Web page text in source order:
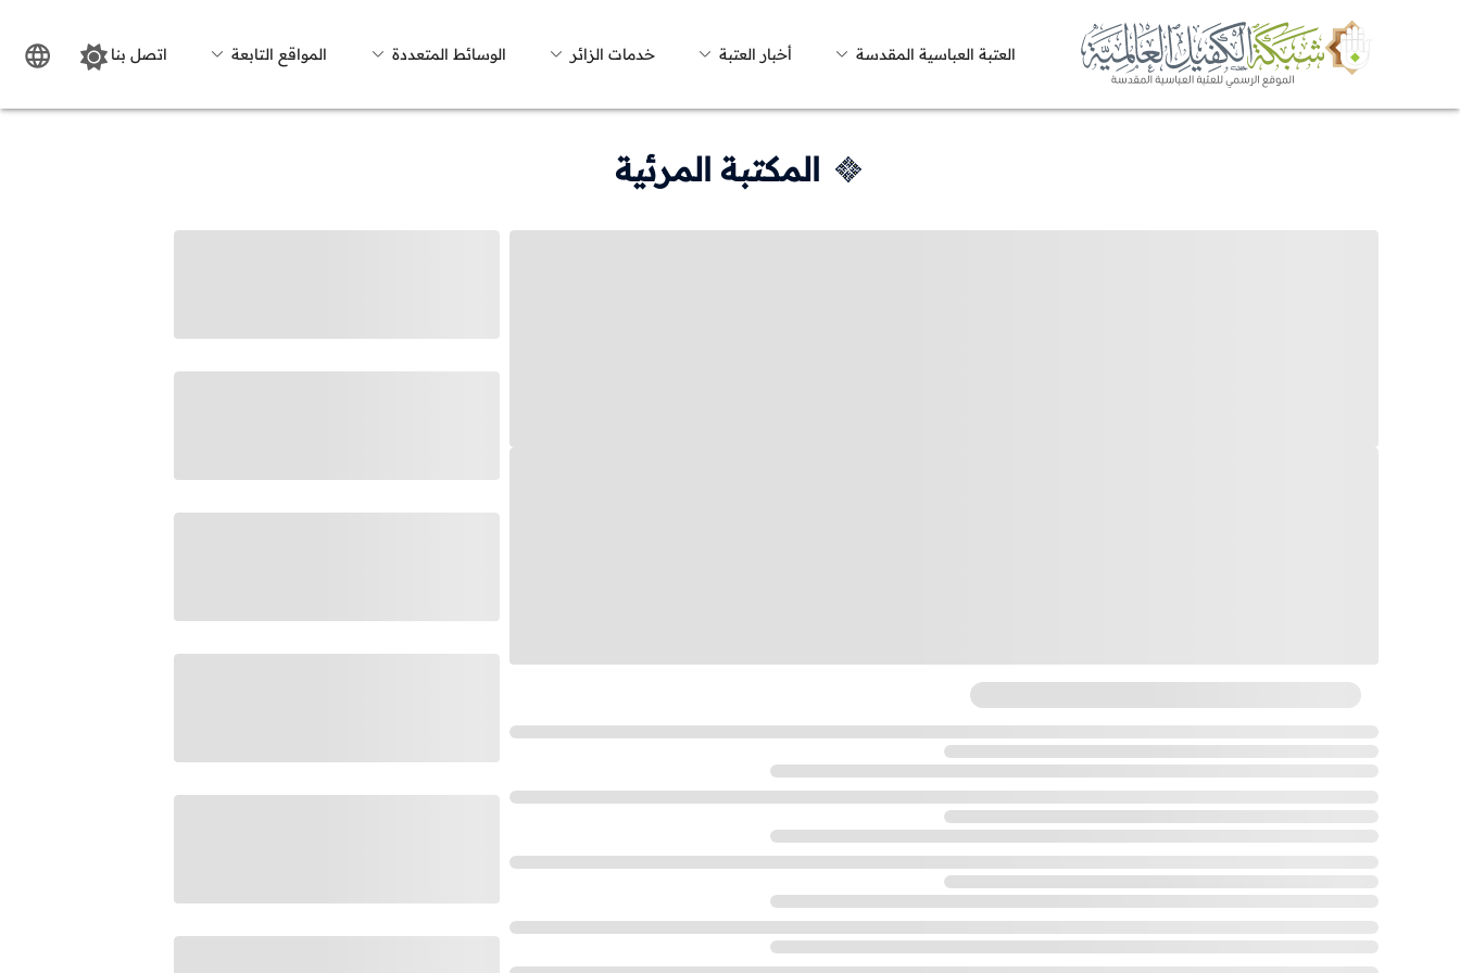
العتبة العباسية المقدسة أخبار العتبة خدمات الزائر الوسائط المتعددة المواقع التابعة اتصل بنا
المكتبة المرئية